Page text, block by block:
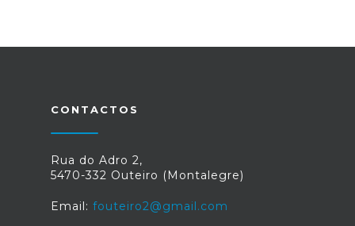
CONTACTOS
Rua do Adro 2,
5470-332 Outeiro (Montalegre)
Email: fouteiro2@gmail.com